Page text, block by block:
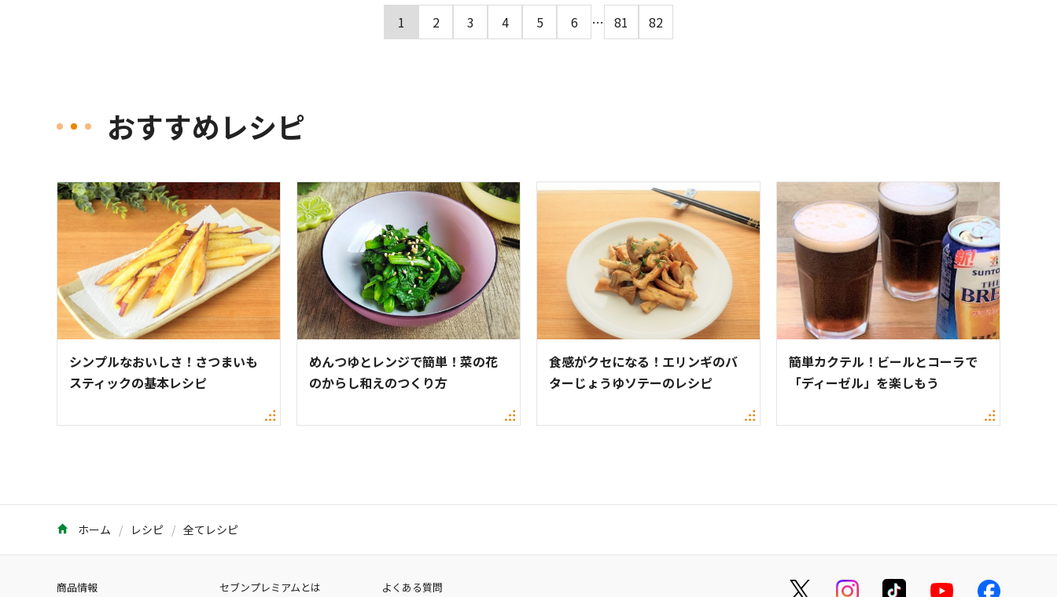
1 2 3 4 5 6 … 81 82
おすすめレシピ
シンプルなおいしさ！さつまいも
スティックの基本レシピ
めんつゆとレンジで簡単！菜の花
のからし和えのつくり方
食感がクセになる！エリンギのバ
ターじょうゆソテーのレシピ
簡単カクテル！ビールとコーラで
「ディーゼル」を楽しもう
ホーム レシピ 全てレシピ
商品情報 セブンプレミアムとは よくある質問